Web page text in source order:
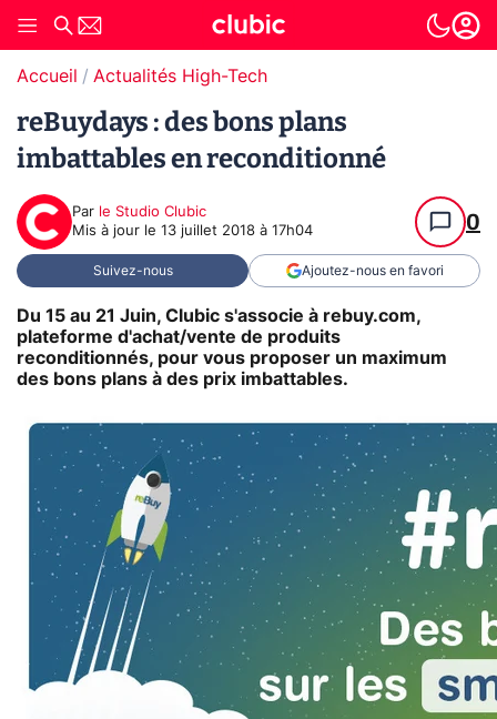
Accueil Actualités High-Tech
reBuydays : des bons plans
imbattables en reconditionné
Par le Studio Clubic
Mis à jour le 13 juillet 2018 à 17h04 0
Suivez-nous Ajoutez-nous en favori
Du 15 au 21 Juin, Clubic s'associe à rebuy.com,
plateforme d'achat/vente de produits
reconditionnés, pour vous proposer un maximum
des bons plans à des prix imbattables.